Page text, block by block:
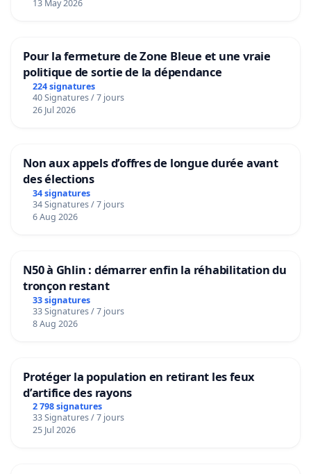
13 May 2026
Pour la fermeture de Zone Bleue et une vraie
politique de sortie de la dépendance
224 signatures
40 Signatures / 7 jours
26 Jul 2026
Non aux appels d’offres de longue durée avant
des élections
34 signatures
34 Signatures / 7 jours
6 Aug 2026
N50 à Ghlin : démarrer enfin la réhabilitation du
tronçon restant
33 signatures
33 Signatures / 7 jours
8 Aug 2026
Protéger la population en retirant les feux
d’artifice des rayons
2 798 signatures
33 Signatures / 7 jours
25 Jul 2026